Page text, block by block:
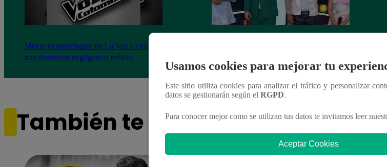
Muere exparticipante de La Voz Colombia
tras denunciar negligencia médica
También te puede interesar
Usamos cookies para mejorar tu
Este sitio utiliza cookies para analizar el tráfico y personalizar
datos se gestionarán según el RGPD.
Para conocer mejor como se utilizan tus datos te invitamos leer
Aceptar Cookies